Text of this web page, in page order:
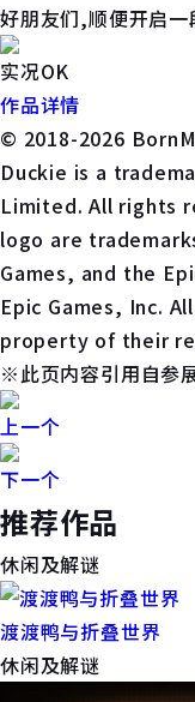
好朋友们,顺便开启一
实况OK
作品详情
© 2018-2026
Duckie is a
Limited. All rights
logo are
Games, and the
Epic Games, Inc.
property of their
※此页内容引用自参
上一个
下一个
推荐作品
休闲及解谜
渡渡鸭与折叠世界
休闲及解谜